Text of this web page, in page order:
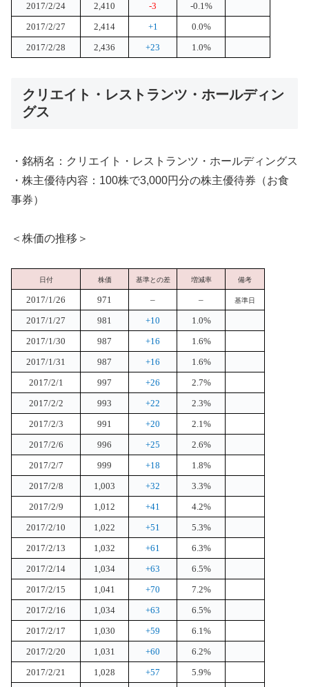
2017/2/24 2,410 -3
-0.1%
2017/2/27
2,414 +1
0.0%
2017/2/28
2,436 +23 1.0%
クリエイト・レストランツ・ホールディン
グス
・銘柄名：クリエイト・レストランツ・ホールディングス
・株主優待内容：100株で3,000円分の株主優待券（お食
事券）
＜株価の推移＞
日付 株価 基準との差 増減率 備考
2017/1/26 971 – – 基準日
2017/1/27 981 +10
1.0%
2017/1/30
987 +16
1.6%
2017/1/31
987 +16
1.6%
2017/2/1
997 +26
2.7%
2017/2/2
993 +22
2.3%
2017/2/3
991 +20
2.1%
2017/2/6
996 +25
2.6%
2017/2/7
999 +18
1.8%
2017/2/8
1,003 +32
3.3%
2017/2/9
1,012 +41
4.2%
2017/2/10
1,022 +51
5.3%
2017/2/13
1,032 +61
6.3%
2017/2/14
1,034 +63
6.5%
2017/2/15
1,041 +70
7.2%
2017/2/16
1,034 +63
6.5%
2017/2/17
1,030 +59
6.1%
2017/2/20
1,031 +60
6.2%
2017/2/21
1,028 +57
5.9%